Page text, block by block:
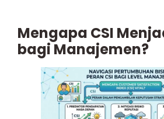
Mengapa CSI
bagi Manajemen?